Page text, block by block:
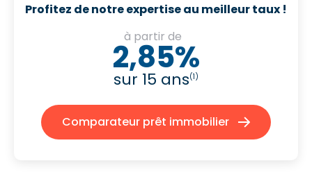
Profitez de notre expertise au meilleur taux !
à partir de
2,85%
sur 15 ans(1)
Comparateur prêt immobilier